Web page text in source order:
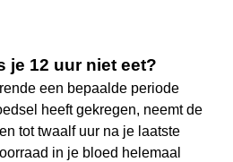
je 12 uur niet eet?
een bepaalde periode
heeft gekregen, neemt de
tot twaalf uur na je laatste
in je bloed helemaal